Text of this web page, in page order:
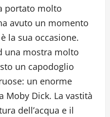
portato molto
avuto un momento
la sua occasione.
una mostra molto
un capodoglio
un enorme
Moby Dick. La vastità
dell’acqua e il